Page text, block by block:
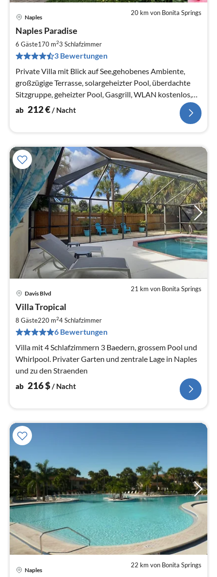
20 km von Bonita Springs
Naples
Naples Paradise
6 Gäste170 m23 Schlafzimmer
3 Bewertungen
Private Villa mit Blick auf See,gehobenes Ambiente,
großzügige Terrasse, solargeheizter Pool, überdachte
Sitzgruppe, geheizter Pool, Gasgrill, WLAN kostenlos,
Strand 7 - 10 Min,
ab 212€ / Nacht
21 km von Bonita Springs
Davis Blvd
Villa Tropical
8 Gäste220 m24Schlafzimmer
6 Bewertungen
Villa mit 4 Schlafzimmern 3 Baedern, grossem Pool und
Whirlpool. Privater Garten und zentrale Lage in Naples
und zu den Straenden
ab 216$/ Nacht
22 km von Bonita Springs
Naples